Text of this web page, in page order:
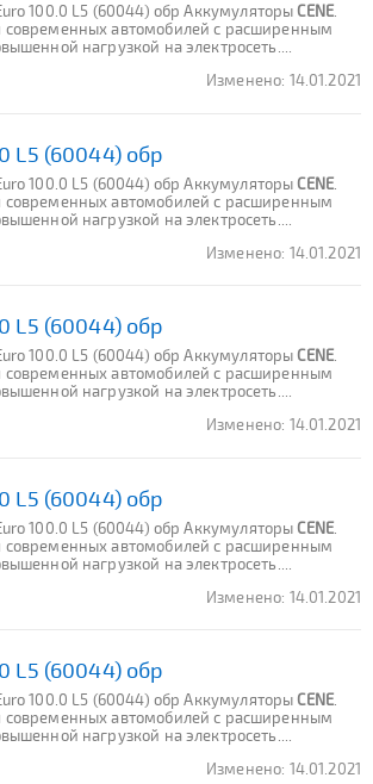
100.0 L5 (60044) обр АккумуляторыCENE
современных автомобилей с расширенным
нагрузкой на электросеть....
Изменено: 14.01.2021
L5 (60044) обр
100.0 L5 (60044) обр АккумуляторыCENE
современных автомобилей с расширенным
нагрузкой на электросеть....
Изменено: 14.01.2021
L5 (60044) обр
100.0 L5 (60044) обр АккумуляторыCENE
современных автомобилей с расширенным
нагрузкой на электросеть....
Изменено: 14.01.2021
L5 (60044) обр
100.0 L5 (60044) обр АккумуляторыCENE
современных автомобилей с расширенным
нагрузкой на электросеть....
Изменено: 14.01.2021
L5 (60044) обр
100.0 L5 (60044) обр АккумуляторыCENE
современных автомобилей с расширенным
нагрузкой на электросеть....
Изменено: 14.01.2021